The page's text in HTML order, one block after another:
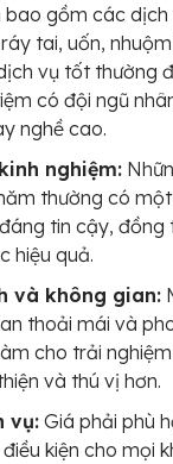
gồm các dịch
tai, uốn,
vụ tốt thường
có đội ngũ
nghề cao.
nghiệm:
thường có
tin cậy, đồng
hiệu quả.
và không gian:
thoải mái và
cho trải
và thú vị hơn.
vụ: Giá phải phù
kiện cho mọi